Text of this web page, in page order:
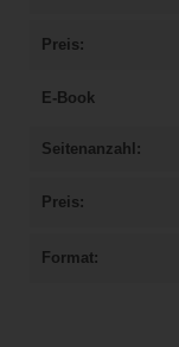
Preis
E-Book
Seitenanzahl
Preis
Format